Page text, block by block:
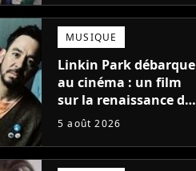
une suite...
totalement différente
MUSIQUE
Linkin Park débarque
au cinéma : un film
sur la renaissance du
groupe arrive en
5 août 2026